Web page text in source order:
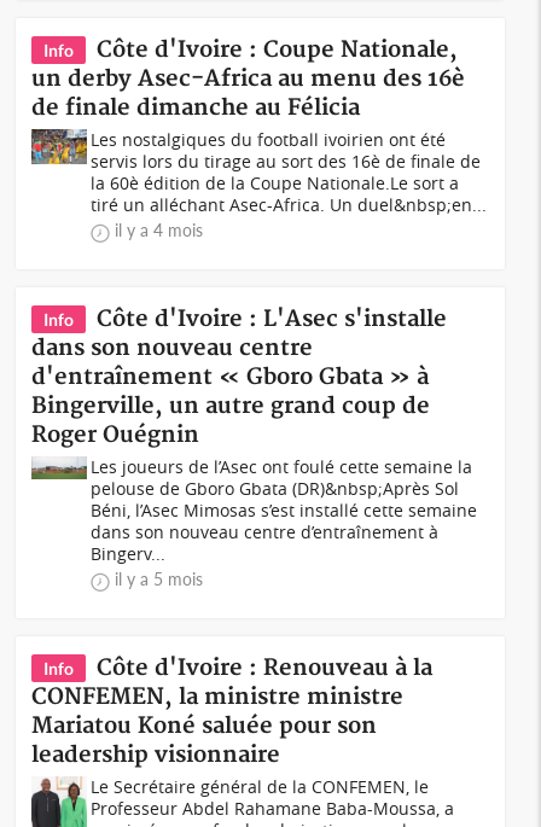
Info
Côte d'Ivoire : Coupe Nationale,
un derby Asec-Africa au menu des 16è
de finale dimanche au Félicia
Les nostalgiques du football ivoirien ont été
servis lors du tirage au sort des 16è de finale de
la 60è édition de la Coupe Nationale.Le sort a
tiré un alléchant Asec-Africa. Un duel&nbsp;en...
il y a 4 mois
Info
Côte d'Ivoire : L'Asec s'installe
dans son nouveau centre
d'entraînement « Gboro Gbata » à
Bingerville, un autre grand coup de
Roger Ouégnin
Les joueurs de l’Asec ont foulé cette semaine la
pelouse de Gboro Gbata (DR)&nbsp;Après Sol
Béni, l’Asec Mimosas s’est installé cette semaine
dans son nouveau centre d’entraînement à
Bingerv...
il y a 5 mois
Info
Côte d'Ivoire : Renouveau à la
CONFEMEN, la ministre ministre
Mariatou Koné saluée pour son
leadership visionnaire
Le Secrétaire général de la CONFEMEN, le
Professeur Abdel Rahamane Baba-Moussa, a